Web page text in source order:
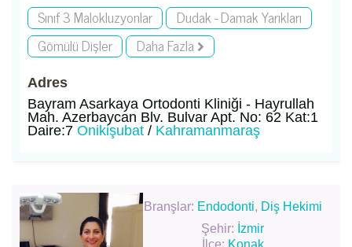
Sınıf 3 Malokluzyonlar
Dudak - Damak Yarıkları
Gömülü Dişler
Daha Fazla
Adres
Bayram Asarkaya Ortodonti Kliniği - Hayrullah
Mah. Azerbaycan Blv. Bulvar Apt. No: 62 Kat:1
Daire:7 Onikişubat / Kahramanmaraş
Branşlar: Endodonti, Diş Hekimi
Şehir: İzmir